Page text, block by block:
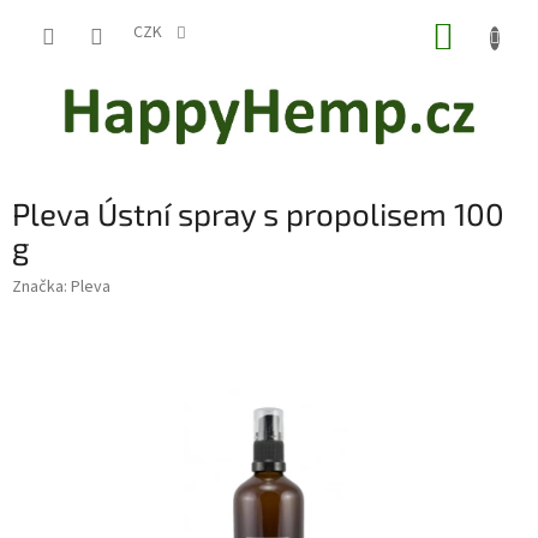
CZK
Pleva Ústní spray s propolisem 100
g
Značka: Pleva